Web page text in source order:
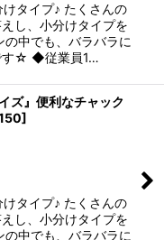
タイプ♪ たくさんの
し、小分けタイプを
中でも、バラバラに
す☆ ◆従業員1…
ズ』便利なチャック
]
タイプ♪ たくさんの
し、小分けタイプを
中でも、バラバラに